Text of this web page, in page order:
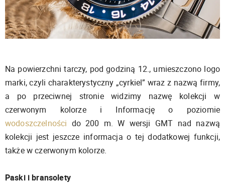
Na powierzchni tarczy, pod godziną 12., umieszczono logo
marki, czyli charakterystyczny „cyrkiel” wraz z nazwą firmy,
a po przeciwnej stronie widzimy nazwę kolekcji w
czerwonym kolorze i Informację o poziomie
wodoszczelności do 200 m. W wersji GMT nad nazwą
kolekcji jest jeszcze informacja o tej dodatkowej funkcji,
także w czerwonym kolorze.
Paski i bransolety